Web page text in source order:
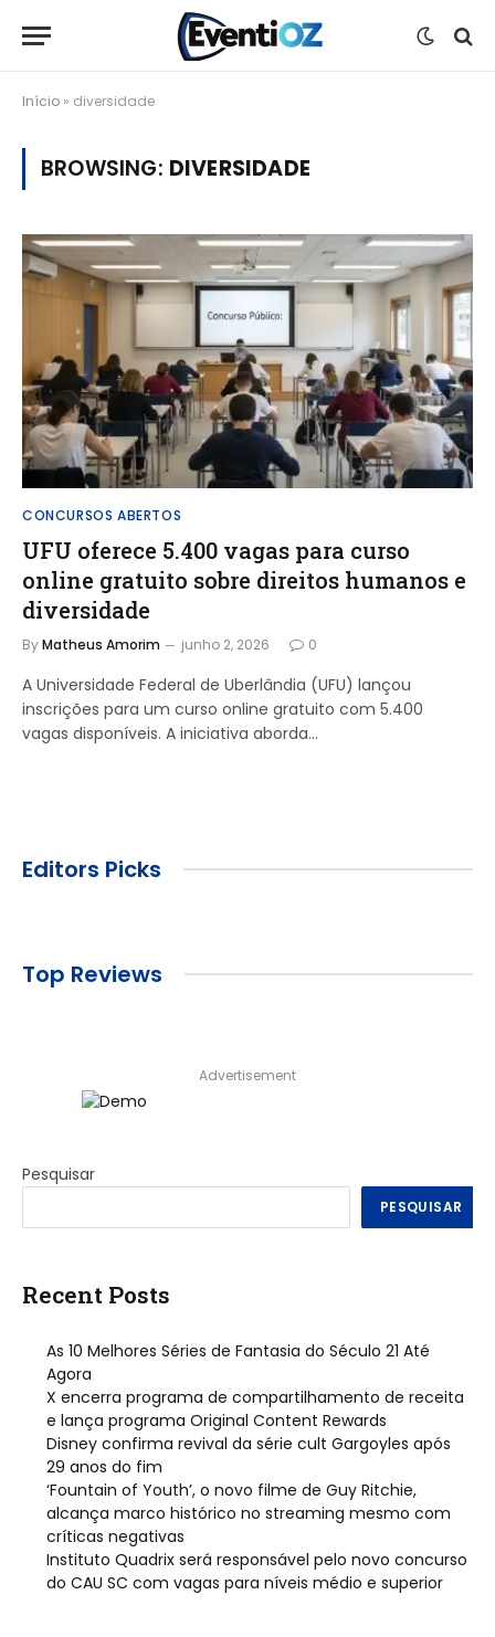
Início » diversidade
BROWSING: DIVERSIDADE
CONCURSOS ABERTOS
UFU oferece 5.400 vagas para curso
online gratuito sobre direitos humanos e
diversidade
ByMatheus Amorim junho 2, 2026 0
A Universidade Federal de Uberlândia (UFU) lançou
inscrições para um curso online gratuito com 5.400
vagas disponíveis. A iniciativa aborda…
Editors Picks
Top Reviews
Advertisement
Pesquisar
PESQUISAR
Recent Posts
As 10 Melhores Séries de Fantasia do Século 21 Até
Agora
X encerra programa de compartilhamento de receita
e lança programa Original Content Rewards
Disney confirma revival da série cult Gargoyles após
29 anos do fim
‘Fountain of Youth’, o novo filme de Guy Ritchie,
alcança marco histórico no streaming mesmo com
críticas negativas
Instituto Quadrix será responsável pelo novo concurso
do CAU SC com vagas para níveis médio e superior